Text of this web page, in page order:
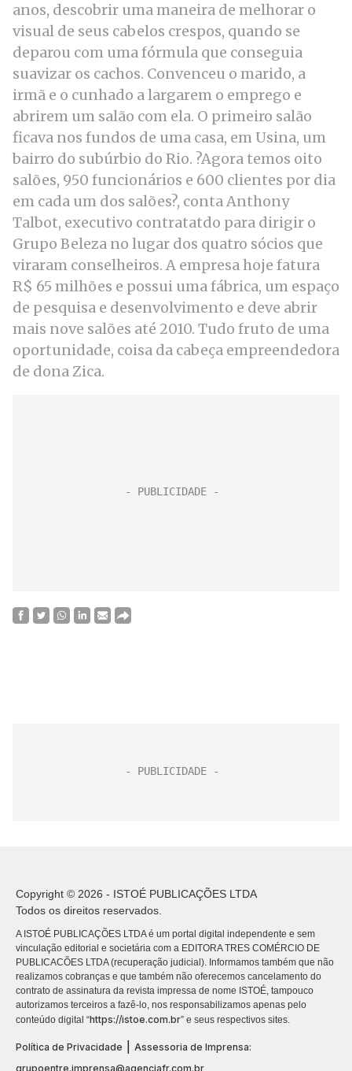
anos, descobrir uma maneira de melhorar o
visual de seus cabelos crespos, quando se
deparou com uma fórmula que conseguia
suavizar os cachos. Convenceu o marido, a
irmã e o cunhado a largarem o emprego e
abrirem um salão com ela. O primeiro salão
ficava nos fundos de uma casa, em Usina, um
bairro do subúrbio do Rio. ?Agora temos oito
salões, 950 funcionários e 600 clientes por dia
em cada um dos salões?, conta Anthony
Talbot, executivo contratatdo para dirigir o
Grupo Beleza no lugar dos quatro sócios que
viraram conselheiros. A empresa hoje fatura
R$ 65 milhões e possui uma fábrica, um espaço
de pesquisa e desenvolvimento e deve abrir
mais nove salões até 2010. Tudo fruto de uma
oportunidade, coisa da cabeça empreendedora
de dona Zica.
Copyright © 2026 - ISTOÉ PUBLICAÇÕES LTDA
Todos os direitos reservados.
A ISTOÉ PUBLICAÇÕES LTDA é um portal digital independente e sem
vinculação editorial e societária com a EDITORA TRES COMÉRCIO DE
PUBLICACÕES LTDA (recuperação judicial). Informamos também que não
realizamos cobranças e que também não oferecemos cancelamento do
contrato de assinatura da revista impressa de nome ISTOÉ, tampouco
autorizamos terceiros a fazê-lo, nos responsabilizamos apenas pelo
conteúdo digital “https://istoe.com.br” e seus respectivos sites.
Política de Privacidade
Assessoria de Imprensa:
grupoentre.imprensa@agenciafr.com.br